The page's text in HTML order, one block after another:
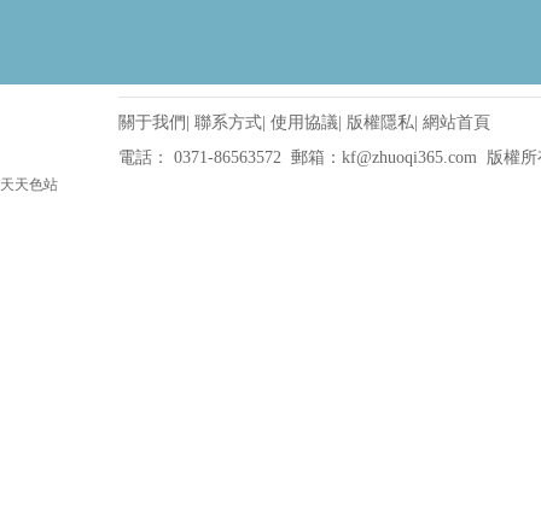
關于我們| 聯系方式| 使用協議| 版權隱私| 網站首頁
電話： 0371-86563572 郵箱：kf@zhuoqi365.com 版權
天天色站